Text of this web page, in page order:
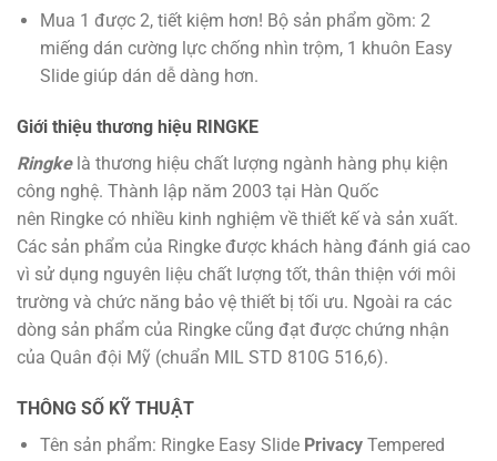
Mua 1 được 2, tiết kiệm hơn! Bộ sản phẩm gồm: 2
miếng dán cường lực chống nhìn trộm, 1 khuôn Easy
Slide giúp dán dễ dàng hơn.
Giới thiệu thương hiệu RINGKE
Ringkelà thương hiệu chất lượng ngành hàng phụ kiện
công nghệ. Thành lập năm 2003 tại Hàn Quốc
nên Ringke có nhiều kinh nghiệm về thiết kế và sản xuất.
Các sản phẩm của Ringke được khách hàng đánh giá cao
vì sử dụng nguyên liệu chất lượng tốt, thân thiện với môi
trường và chức năng bảo vệ thiết bị tối ưu. Ngoài ra các
dòng sản phẩm của Ringke cũng đạt được chứng nhận
của Quân đội Mỹ (chuẩn MIL STD 810G 516,6).
THÔNG SỐ KỸ THUẬT
Tên sản phẩm: Ringke Easy Slide PrivacyTempered